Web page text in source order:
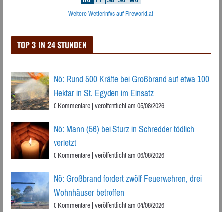
Weitere Wetterinfos auf Fireworld.at
TOP 3 IN 24 STUNDEN
Nö: Rund 500 Kräfte bei Großbrand auf etwa 100
Hektar in St. Egyden im Einsatz
0 Kommentare|veröffentlicht am 05/08/2026
Nö: Mann (56) bei Sturz in Schredder tödlich
verletzt
0 Kommentare|veröffentlicht am 06/08/2026
Nö: Großbrand fordert zwölf Feuerwehren, drei
Wohnhäuser betroffen
0 Kommentare|veröffentlicht am 04/08/2026